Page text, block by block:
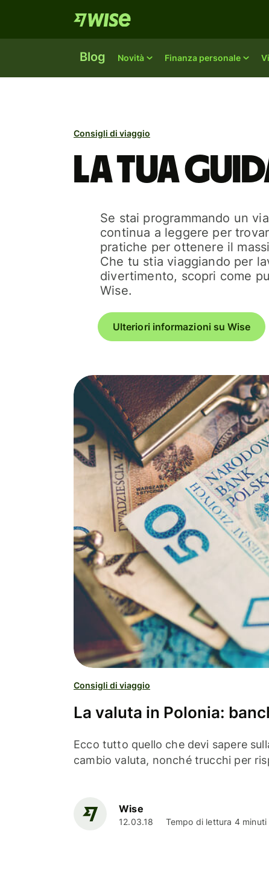
Blog Novità Finanza personale
Consigli di viaggio
La tua
Se stai programmando un
continua a leggere per
pratiche per ottenere il
Che tu stia viaggiando per
divertimento, scopri come
Wise.
Ulteriori informazioni su Wise
Consigli di viaggio
La valuta in Polonia:
Ecco tutto quello che devi sapere
cambio valuta, nonché trucchi per
Wise
12.03.18 Tempo di lettura 4 minuti